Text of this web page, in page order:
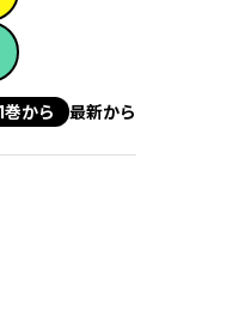
巻から 最新から